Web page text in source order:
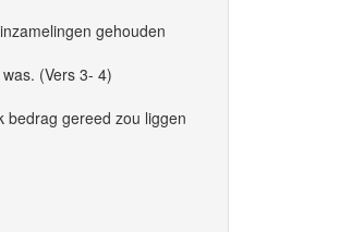
gehouden
(Vers 3- 4)
bedrag gereed zou liggen